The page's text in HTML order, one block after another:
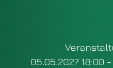
05.05.2027 18:00